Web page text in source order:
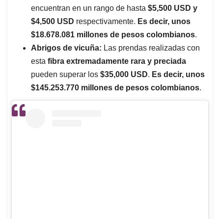
encuentran en un rango de hasta $5,500 USD y
$4,500 USD respectivamente. Es decir, unos
$18.678.081 millones de pesos colombianos.
Abrigos de vicuña: Las prendas realizadas con
esta fibra extremadamente rara y preciada
pueden superar los $35,000 USD. Es decir, unos
$145.253.770 millones de pesos colombianos.